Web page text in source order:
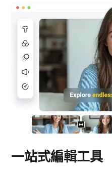
一站式編輯工具